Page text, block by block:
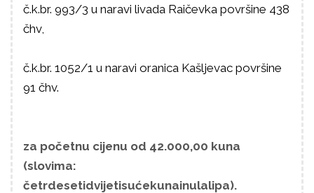
č.k.br. 993/3 u naravi livada Raičevka površine 438
čhv,
č.k.br. 1052/1 u naravi oranica Kašljevac površine
91 čhv.
za početnu cijenu od 42.000,00 kuna
(slovima:
četrdesetidvijetisućekunainulalipa).